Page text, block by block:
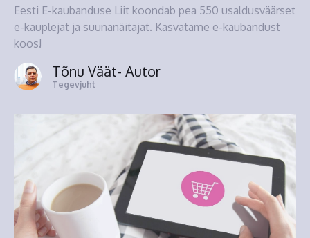
Eesti E-kaubanduse Liit koondab pea 550 usaldusväärset
e-kauplejat ja suunanäitajat. Kasvatame e-kaubandust
koos!
Tõnu Väät- Autor
Tegevjuht